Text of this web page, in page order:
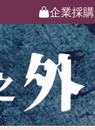
企業採購